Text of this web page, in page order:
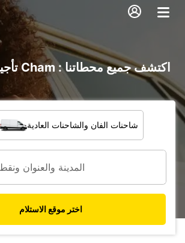
تأجير السيارات في Cham : اكتشف جميع محطاتنا
شاحنات الفان والشاحنات العادية
اختر موقع الاستلام